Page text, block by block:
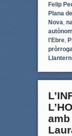
Felip
Plana
Nova
l'Ebre,
pròrroga